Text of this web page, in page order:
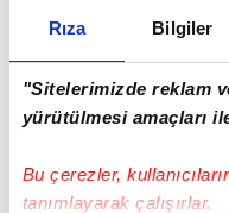
Rıza Bilgiler
"Sitelerimizde reklam
yürütülmesi amaçları
Bu çerezler,
tanımlayarak çalışırlar.
vazgeçmedik, kendi
ve neticesinde de bir
bulduğumuz gol bize